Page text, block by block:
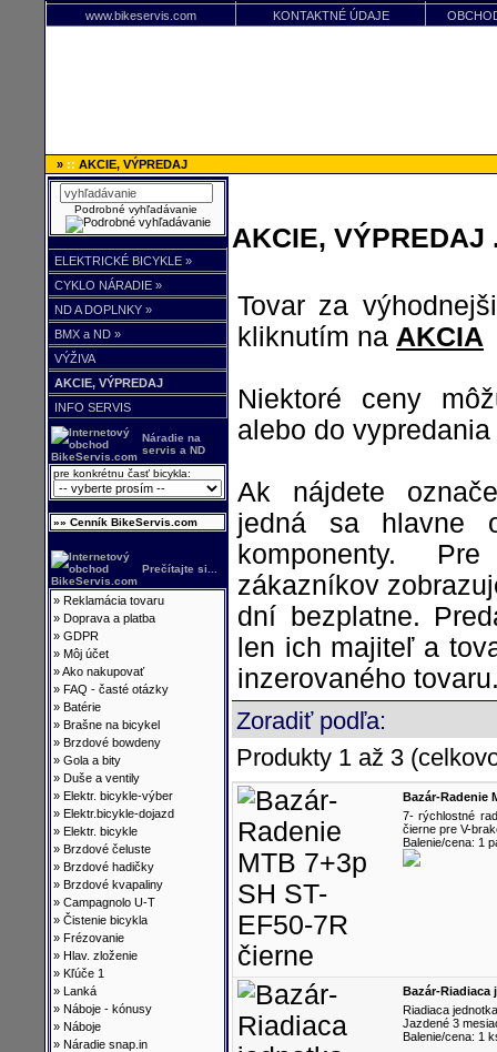
www.bikeservis.com KONTAKTNÉ ÚDAJE
» :: AKCIE, VÝPREDAJ
Podrobné vyhľadávanie
ELEKTRICKÉ BICYKLE »
CYKLO NÁRADIE »
ND A DOPLNKY »
BMX a ND »
VÝŽIVA
AKCIE, VÝPREDAJ
INFO SERVIS
Náradie na
servis a ND
pre konkrétnu časť bicykla:
»» Cenník BikeServis.com
Prečítajte si...
» Reklamácia tovaru
» Doprava a platba
» GDPR
» Môj účet
»Ako nakupovať
» FAQ - časté otázky
» Batérie
» Brašne na bicykel
» Brzdové bowdeny
» Gola a bity
» Duše a ventily
» Elektr. bicykle-výber
» Elektr.bicykle-dojazd
» Elektr. bicykle
» Brzdové čeluste
» Brzdové hadičky
» Brzdové kvapaliny
» Campagnolo U-T
» Čistenie bicykla
» Frézovanie
» Hlav. zloženie
» Kľúče 1
» Lanká
» Náboje - kónusy
» Náboje
» Náradie snap.in
AKCIE, VÝPREDAJ
Tovar za
kliknutím na AKCIA
Niektoré ceny
alebo do
Ak nájdete
jedná sa hlavne
komponenty.
zákazníkov
dní bezplatne.
len ich majiteľ a
inzerovaného
Zoradiť podľa:
Produkty 1 až 3
Bazár-Radenie
7- rýchlostné
čierne pre V-
Balenie/cena: 1
Bazár-Riadiaca
Riadiaca
Jazdené 3
Balenie/cena: 1